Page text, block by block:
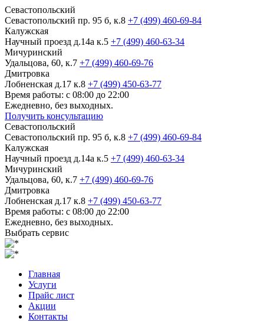
Севастопольский
Севастопольский пр. 95 б, к.8 +7 (499) 460-69-84
Калужская
Научный проезд д.14а к.5 +7 (499) 460-63-34
Мичуринский
Удальцова, 60, к.7 +7 (499) 460-69-76
Дмитровка
Лобненская д.17 к.8 +7 (499) 450-63-77
Время работы: с 08:00 до 22:00
Ежедневно, без выходных.
Получить консультацию
Севастопольский
Севастопольский пр. 95 б, к.8 +7 (499) 460-69-84
Калужская
Научный проезд д.14а к.5 +7 (499) 460-63-34
Мичуринский
Удальцова, 60, к.7 +7 (499) 460-69-76
Дмитровка
Лобненская д.17 к.8 +7 (499) 450-63-77
Время работы: с 08:00 до 22:00
Ежедневно, без выходных.
Выбрать сервис
Главная
Услуги
Прайс лист
Акции
Контакты